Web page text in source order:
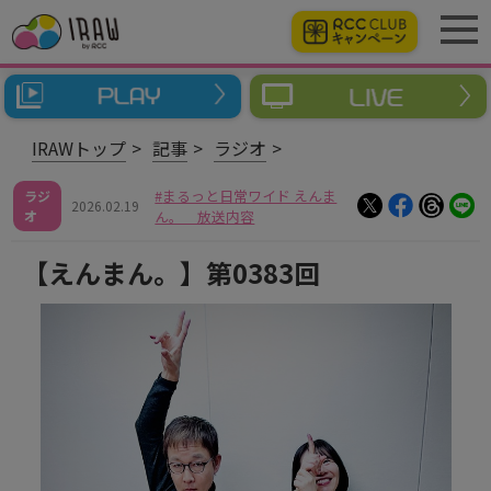
IRAWトップ 記事 ラジオ
ラジ
オ
2026.02.19
まるっと日常ワイド えんま
ん。 放送内容
【えんまん。】第0383回